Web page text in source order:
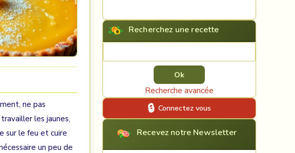
ne pas
les jaunes,
sur le feu et cuire
un peu de
Recherchez une recette
Recherche avancée
Connectez vous
Recevez notre Newsletter